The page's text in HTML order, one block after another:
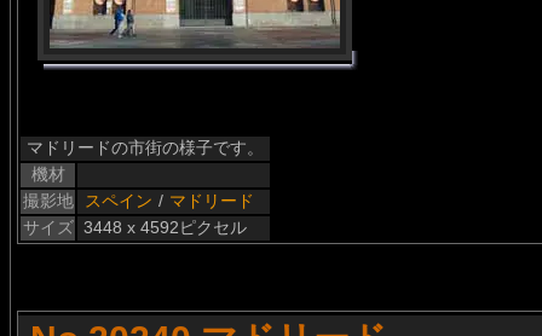
マドリードの市街の様子です。
機材
撮影地
スペイン / マドリード
サイズ 3448 x 4592ピクセル